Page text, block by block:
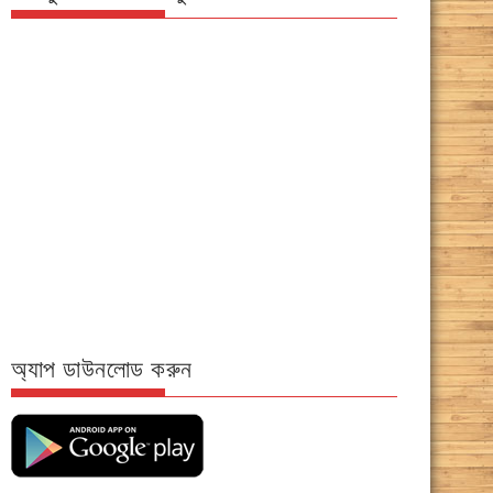
অ্যাপ ডাউনলোড করুন